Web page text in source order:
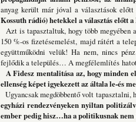
anyag került már jóval a választások
Kossuth rádió) hetekkel a választás előtt
Azt is tapasztaltuk, hogy több megyében
150 %-os fizetésemelést, majd rátért a
együttműködni velük! Ha nem, nincs
fejlődik a település… A megfélemlítés
A Fidesz mentalitása az, hogy minden
ellenség képet igyekezett az általa le-és
Ugyancsak megdöbbentő volt tapasztalni,
egyházi rendezvényeken nyiltan
ember pedig hisz…ha a politikusnak nem